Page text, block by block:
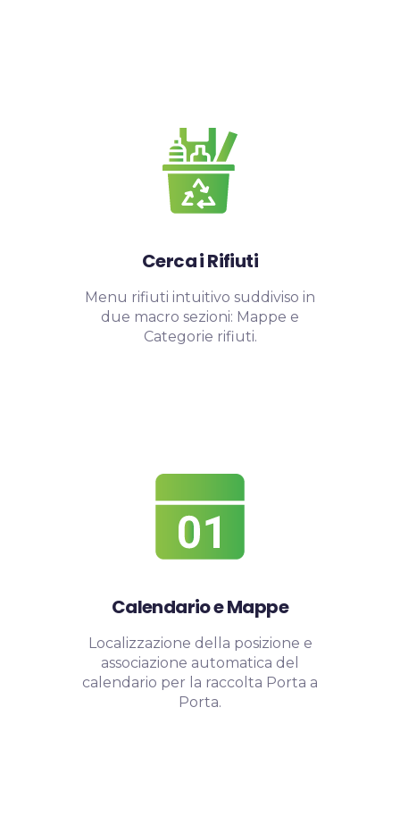
Cerca i Rifiuti
Menu rifiuti intuitivo suddiviso in
due macro sezioni: Mappe e
Categorie rifiuti.
Calendario e Mappe
Localizzazione della posizione e
associazione automatica del
calendario per la raccolta Porta a
Porta.